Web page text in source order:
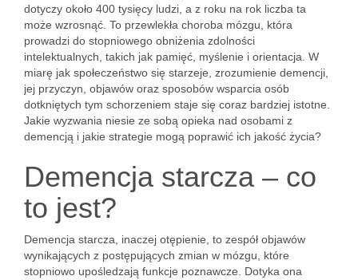
dotyczy około 400 tysięcy ludzi, a z roku na rok liczba ta
może wzrosnąć. To przewlekła choroba mózgu, która
prowadzi do stopniowego obniżenia zdolności
intelektualnych, takich jak pamięć, myślenie i orientacja. W
miarę jak społeczeństwo się starzeje, zrozumienie demencji,
jej przyczyn, objawów oraz sposobów wsparcia osób
dotkniętych tym schorzeniem staje się coraz bardziej istotne.
Jakie wyzwania niesie ze sobą opieka nad osobami z
demencją i jakie strategie mogą poprawić ich jakość życia?
Demencja starcza – co
to jest?
Demencja starcza, inaczej otępienie, to zespół objawów
wynikających z postępujących zmian w mózgu, które
stopniowo upośledzają funkcje poznawcze. Dotyka ona